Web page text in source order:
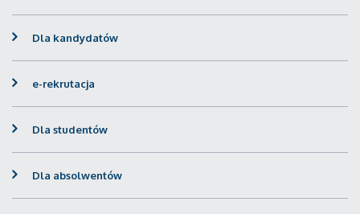
Dla kandydatów
e-rekrutacja
Dla studentów
Dla absolwentów